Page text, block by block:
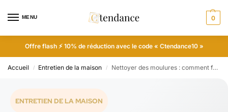
MENU 0
Offre flash ⚡ 10% de réduction avec le code « Ctendance10 »
Accueil / Entretien de la maison / Nettoyer des moulures : comment faire ?
ENTRETIEN DE LA MAISON